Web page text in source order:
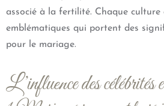
associé à la fertilité. Chaque culture
emblématiques qui portent des
pour le mariage.
L’influence des célébrités